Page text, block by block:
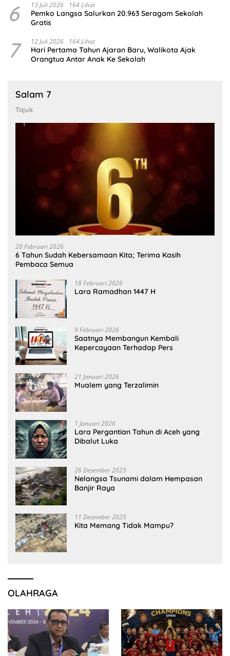
6 13 Juli 2026 164 Lihat
Pemko Langsa Salurkan 20.963 Seragam Sekolah
Gratis
7 12 Juli 2026 164 Lihat
Hari Pertama Tahun Ajaran Baru, Walikota Ajak
Orangtua Antar Anak Ke Sekolah
Salam 7
Tajuk
20 Februari 2026
6 Tahun Sudah Kebersamaan Kita; Terima Kasih
Pembaca Semua
18 Februari 2026
Lara Ramadhan 1447 H
9 Februari 2026
Saatnya Membangun Kembali
Kepercayaan Terhadap Pers
21 Januari 2026
Mualem yang Terzalimin
1 Januari 2026
Lara Pergantian Tahun di Aceh yang
Dibalut Luka
26 Desember 2025
Nelangsa Tsunami dalam Hempasan
Banjir Raya
11 Desember 2025
Kita Memang Tidak Mampu?
OLAHRAGA